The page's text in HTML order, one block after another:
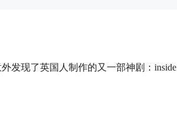
发现了英国人制作的又一部神剧：inside